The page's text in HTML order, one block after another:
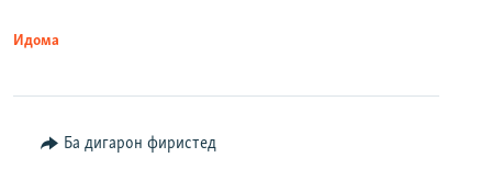
Идома
Ба дигарон фиристед